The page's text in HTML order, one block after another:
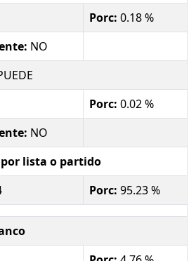
Porc: 0.18 %
NO
Porc: 0.02 %
NO
lista o partido
Porc: 95.23 %